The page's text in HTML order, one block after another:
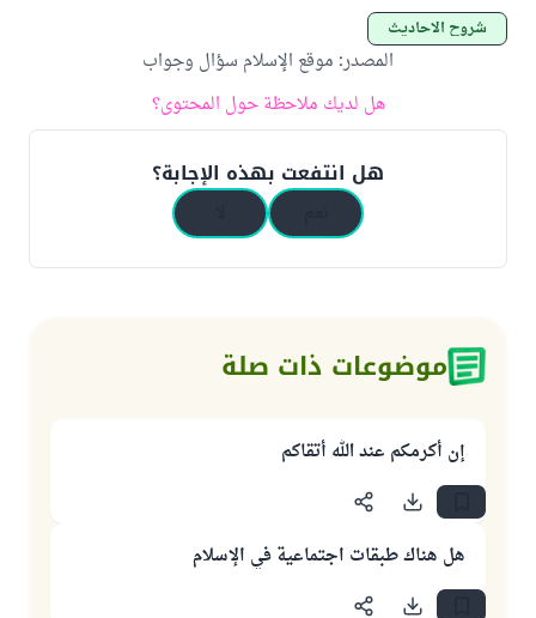
شروح الأحاديث
المصدر: موقع الإسلام سؤال وجواب
هل لديك ملاحظة حول المحتوى؟
هل انتفعت بهذه الإجابة؟
موضوعات ذات صلة
إن أكرمكم عند الله أتقاكم
هل هناك طبقات اجتماعية في الإسلام